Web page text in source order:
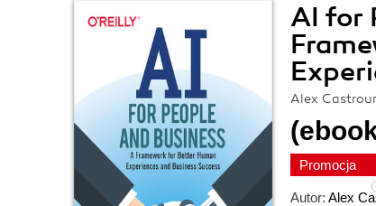
AI for
Alex
Promocja
Autor: Alex